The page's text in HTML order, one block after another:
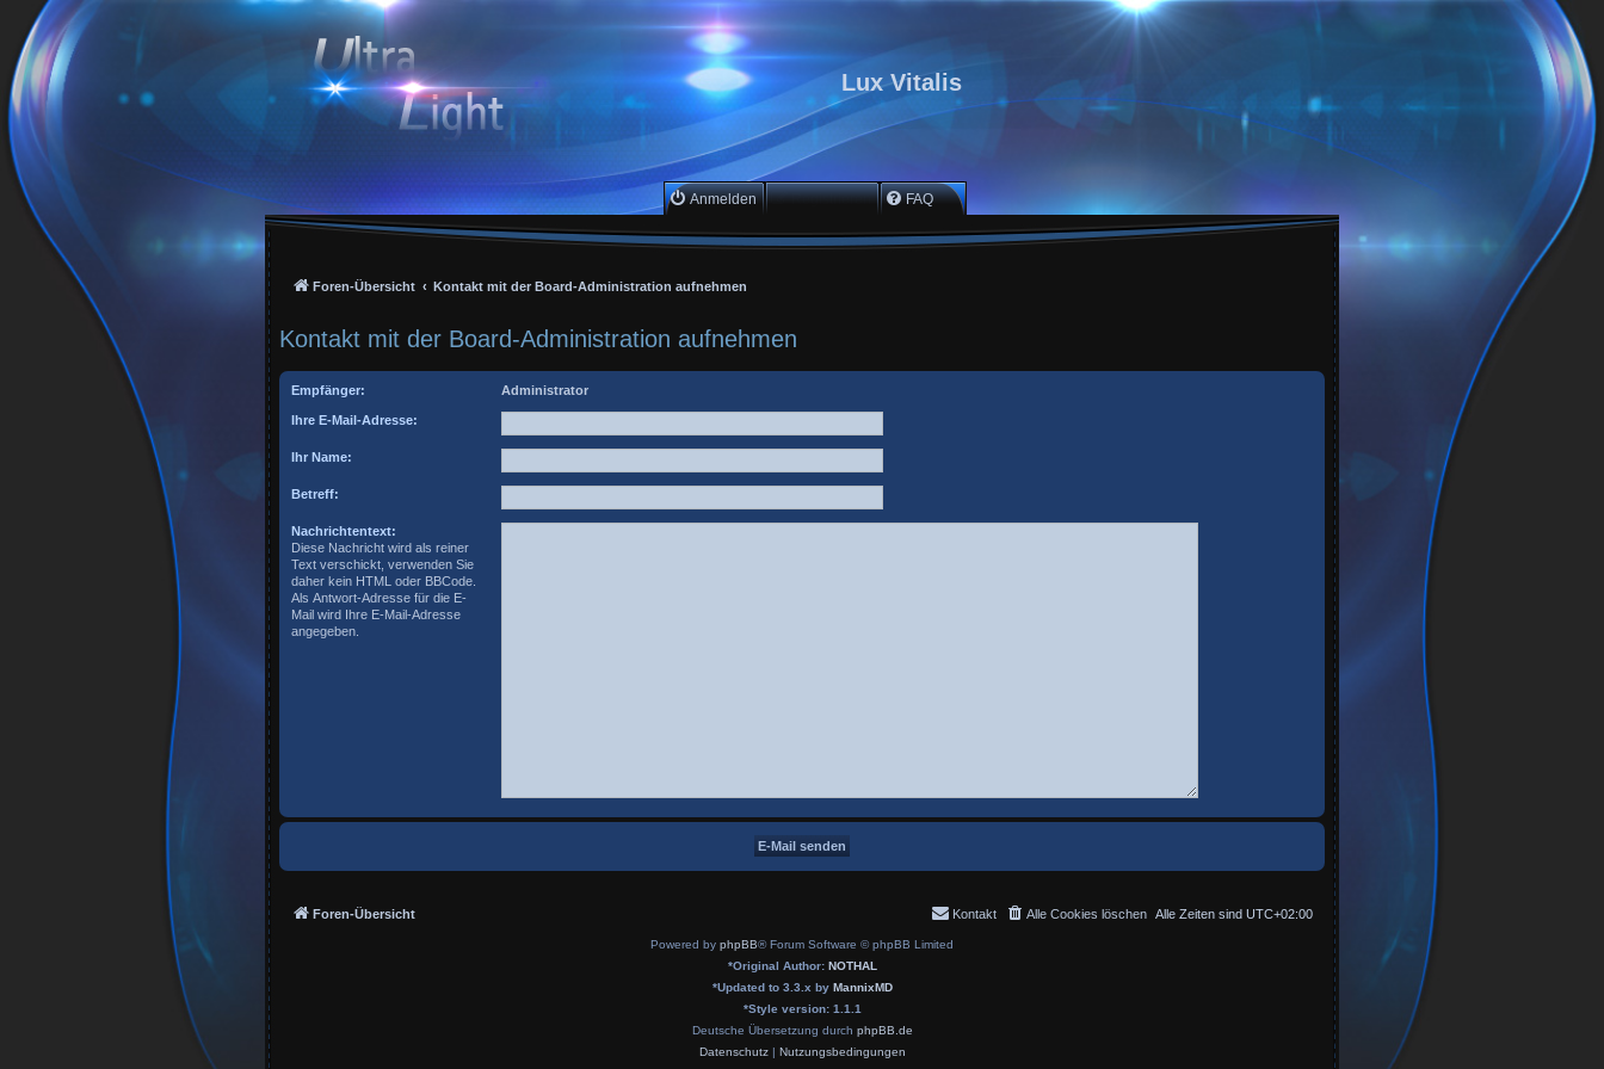
Lux Vitalis
Anmelden Registrieren FAQ
Foren-Übersicht Kontakt mit der Board-Administration aufnehmen
Kontakt mit der Board-Administration aufnehmen
Empfänger: Administrator
Ihre E-Mail-Adresse:
Ihr Name:
Betreff:
Nachrichtentext:
Diese Nachricht wird als reiner
Text verschickt, verwenden Sie
daher kein HTML oder BBCode.
Als Antwort-Adresse für die E-
Mail wird Ihre E-Mail-Adresse
angegeben.
Foren-Übersicht Alle Zeiten sind UTC+02:00
Alle Cookies löschen
Kontakt
Powered by phpBB® Forum Software © phpBB Limited
*Original Author: NOTHAL
*Updated to 3.3.x by MannixMD
*Style version: 1.1.1
Deutsche Übersetzung durch phpBB.de
Datenschutz| Nutzungsbedingungen